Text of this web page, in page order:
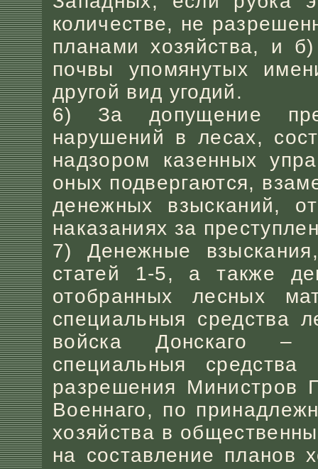
количестве, не
планами хозяйства, и
почвы упомянутых
другой вид угодий.
6) За допущение
нарушений в лесах,
надзором казенных
оных подвергаются,
денежных взысканий,
наказаниях за
7) Денежные
статей 1-5, а также
отобранных лесных
специальныя средства
войска Донскаго –
специальныя
разрешения Министров
Военнаго, по
хозяйства в
на составление планов